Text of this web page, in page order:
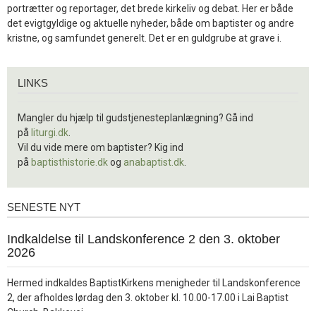
portrætter og reportager, det brede kirkeliv og debat. Her er både
det evigtgyldige og aktuelle nyheder, både om baptister og andre
kristne, og samfundet generelt. Det er en guldgrube at grave i.
LINKS
Mangler du hjælp til gudstjenesteplanlægning? Gå ind
på liturgi.dk
Vil du vide mere om baptister? Kig ind
på baptisthistorie.dkog anabaptist.dk
Seneste
SENESTE NYT
1.
jul.
Indkaldelse til Landskonference 2 den 3. oktober
2026
Hermed indkaldes BaptistKirkens menigheder til Landskonference
2, der afholdes lørdag den 3. oktober kl. 10.00-17.00 i Lai Baptist